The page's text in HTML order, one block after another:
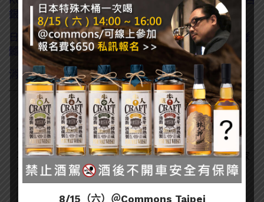
銀諾艾爾、亞綺羅森)
日本KURAND推出「進擊的巨人 瑪雷紅酒」-吉克的脊
髓液？
消息來源
訂閱一飲樂酒誌電子報
喜歡我們的內容嗎？在此訂閱電子報，掌握最新酒聞和獨家
會員優惠吧！
8/15（六）＠Commons Taipei